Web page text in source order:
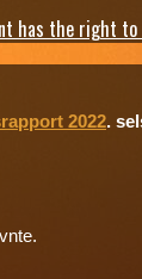
has the right
2022.